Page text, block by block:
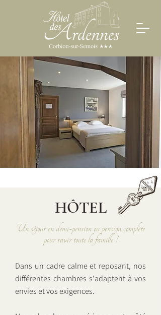
HÔTEL
Un séjour en demi-pension ou pension complète
pour ravir toute la famille !
Dans un cadre calme et reposant, nos
différentes chambres s'adaptent à vos
envies et vos exigences.